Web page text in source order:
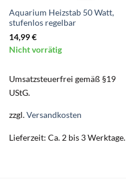
Aquarium Heizstab 50 Watt,
stufenlos regelbar
14,99€
Nicht vorrätig
Umsatzsteuerfrei gemäß §19
UStG.
zzgl.Versandkosten
Lieferzeit: Ca. 2 bis 3 Werktage.